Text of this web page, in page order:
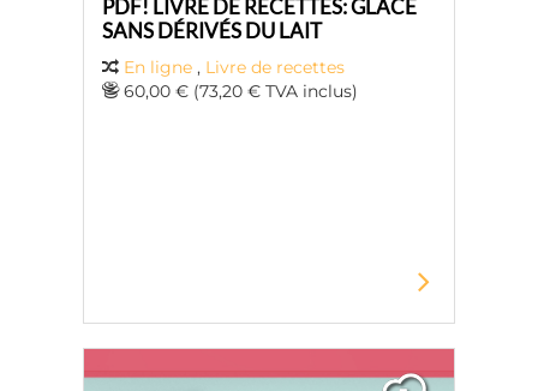
PDF! LIVRE DE RECETTES: GLACE
SANS DÉRIVÉS DU LAIT
En ligne , Livre de recettes
60,00 € (73,20 € TVA inclus)